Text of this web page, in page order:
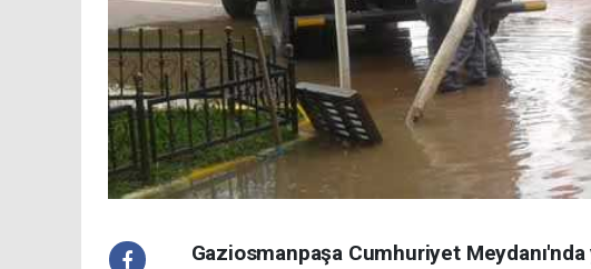
Gaziosmanpaşa Cumhuriyet